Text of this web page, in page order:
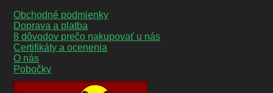
Obchodné podmienky
Doprava a platba
8 dôvodov prečo nakupovať u nás
Certifikáty a ocenenia
O nás
Pobočky